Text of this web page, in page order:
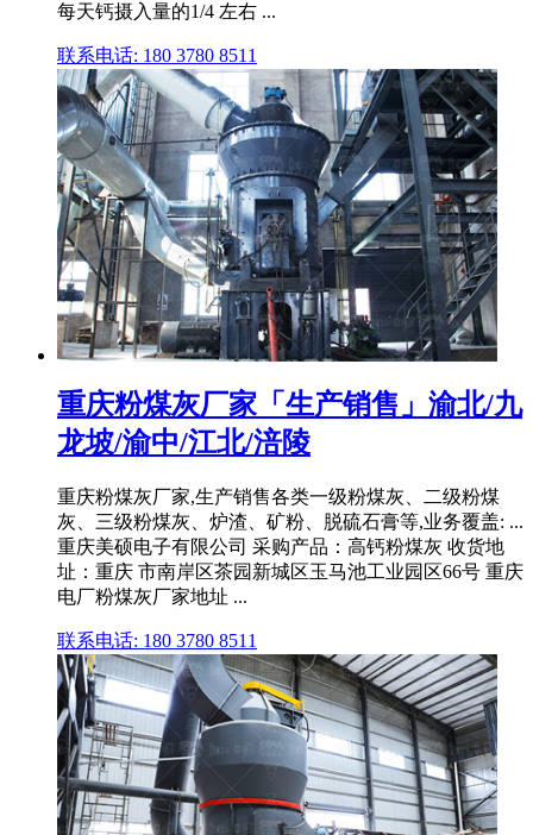
每天钙摄入量的1/4 左右 ...
联系电话: 180 3780 8511
重庆粉煤灰厂家「生产销售」渝北/九
龙坡/渝中/江北/涪陵
重庆粉煤灰厂家,生产销售各类一级粉煤灰、二级粉煤
灰、三级粉煤灰、炉渣、矿粉、脱硫石膏等,业务覆盖: ...
重庆美硕电子有限公司 采购产品：高钙粉煤灰 收货地
址：重庆 市南岸区茶园新城区玉马池工业园区66号 重庆
电厂粉煤灰厂家地址 ...
联系电话: 180 3780 8511